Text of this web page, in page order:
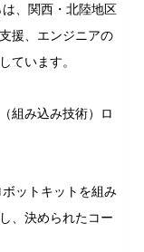
、関西・北陸地区
援、エンジニアの
ています。
組み込み技術）ロ
ットキットを組み
、決められたコー